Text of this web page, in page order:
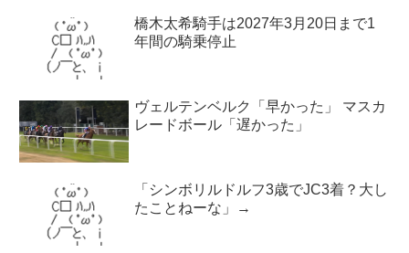
橋木太希騎手は2027年3月20日まで1
年間の騎乗停止
ヴェルテンベルク「早かった」 マスカ
レードボール「遅かった」
「シンボリルドルフ3歳でJC3着？大し
たことねーな」→